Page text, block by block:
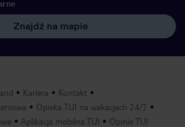
Znajdź na mapie
Kariera
Kontakt
Opieka TUI na wakacjach 24/7
Aplikacja mobilna TUI Opinie TUI